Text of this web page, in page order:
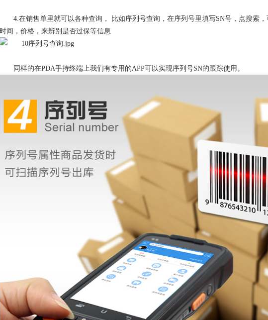
4.在销售单里就可以各种查询， 比如序列号查询，在序列号里填写SN号，点搜索
时间，价格，来辨别是否过保等信息
同样的在PDA手持终端上我们有专用的APP可以实现序列号SN的跟踪使用。